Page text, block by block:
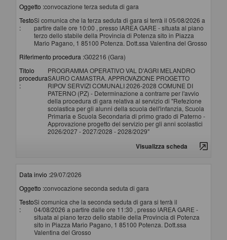
Oggetto :convocazione terza seduta di gara
Testo
:
Si comunica che la terza seduta di gara si terrà il 05/08/2026 a
partire dalle ore 10:00 , presso lAREA GARE - situata al piano
terzo dello stabile della Provincia di Potenza sito in Piazza
Mario Pagano, 1 85100 Potenza. Dott.ssa Valentina del Grosso
Riferimento procedura :G02216 (Gara)
Titolo
procedura
:
PROGRAMMA OPERATIVO VAL D'AGRI MELANDRO
SAURO CAMASTRA. APPROVAZIONE PROGETTO
RIPOV SERVIZI COMUNALI 2026-2028 COMUNE DI
PATERNO (PZ) - Determinazione a contrarre per l'avvio
della procedura di gara relativa al servizio di "Refezione
scolastica per gli alunni della scuola dell'infanzia, Scuola
Primaria e Scuola Secondaria di primo grado di Paterno -
Approvazione progetto del servizio per gli anni scolastici
2026/2027 - 2027/2028 - 2028/2029"
Visualizza scheda
Data invio :29/07/2026
Oggetto :convocazione seconda seduta di gara
Testo
:
Si comunica che la seconda seduta di gara si terrà il
04/08/2026 a partire dalle ore 11:30 , presso lAREA GARE -
situata al piano terzo dello stabile della Provincia di Potenza
sito in Piazza Mario Pagano, 1 85100 Potenza. Dott.ssa
Valentina del Grosso